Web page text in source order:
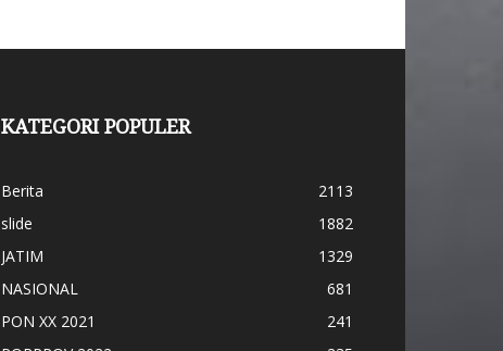
KATEGORI POPULER
Berita
2113
slide
1882
JATIM
1329
NASIONAL
681
PON XX 2021
241